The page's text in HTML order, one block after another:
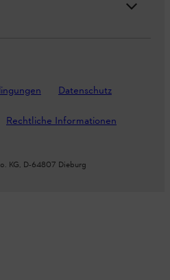
Datenschutz
Rechtliche Informationen
KG, D-64807 Dieburg